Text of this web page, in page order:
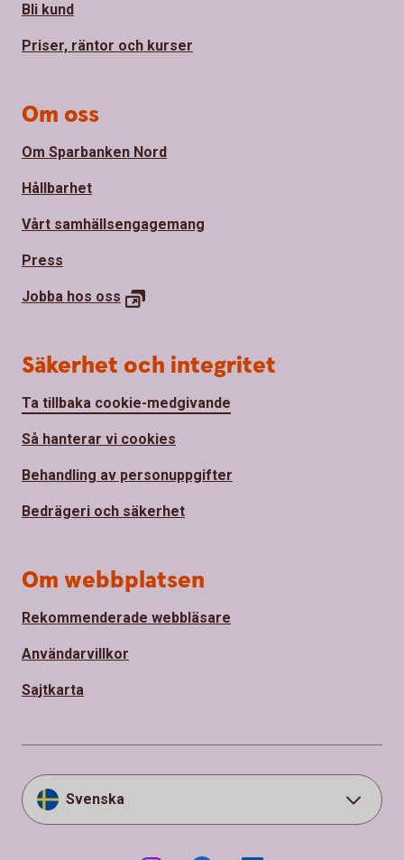
Bli kund
Priser, räntor och kurser
Om oss
Om Sparbanken Nord
Hållbarhet
Vårt samhällsengagemang
Press
Jobba hos oss
Säkerhet och integritet
Ta tillbaka cookie-medgivande
Så hanterar vi cookies
Behandling av personuppgifter
Bedrägeri och säkerhet
Om webbplatsen
Rekommenderade webbläsare
Användarvillkor
Sajtkarta
Svenska